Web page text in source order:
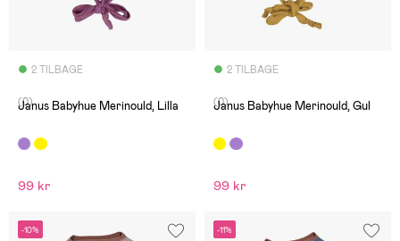
2 TILBAGE
(0)
Janus Babyhue Merinould, Lilla
99 kr
2 TILBAGE
(0)
Janus Babyhue Merinould, Gul
99 kr
-10% -11%